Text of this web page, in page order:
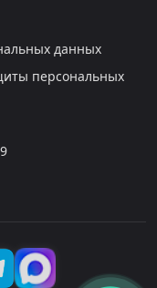
данных
персональных